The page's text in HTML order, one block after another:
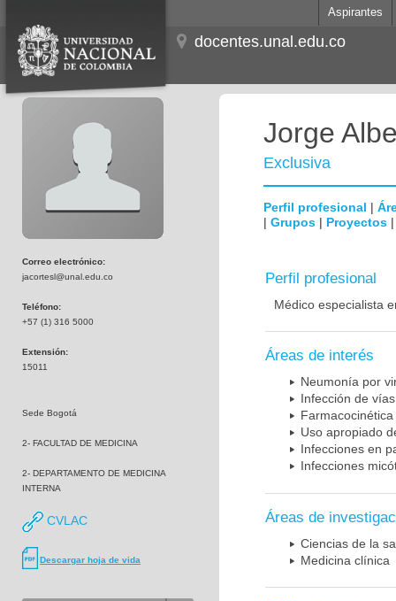
Aspirantes
docentes.unal.edu.co
Correo electrónico:
jacortesl@unal.edu.co
Teléfono:
+57 (1) 316 5000
Extensión:
15011
Sede Bogotá
2- FACULTAD DE MEDICINA
2- DEPARTAMENTO DE MEDICINA
INTERNA
CVLAC
Descargar hoja de vida
Jorge
Exclusiva
Perfil profesional |
| Grupos | Proyectos
Perfil profesional
Médico especialista
Áreas de interés
Neumonía por
Infección de
Uso apropiado
Infecciones en
Infecciones
Áreas de
Ciencias de la
Medicina clínica